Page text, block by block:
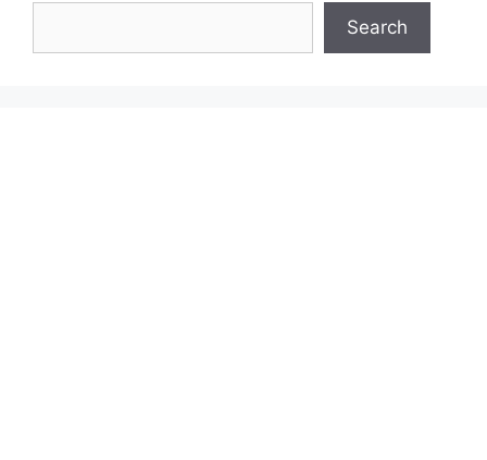
Search